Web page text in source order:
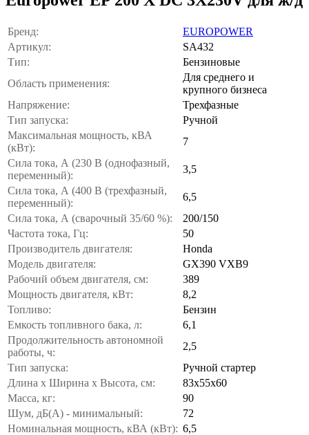
Бренд:
EUROPOWER
Артикул:
SA432
Тип:
Бензиновые
Область применения:
Для среднего и
крупного бизнеса
Напряжение:
Трехфазные
Тип запуска:
Ручной
Максимальная мощность, кВА
(кВт):
7
Сила тока, А (230 В (однофазный,
переменный):
3,5
Сила тока, А (400 В (трехфазный,
переменный):
6,5
Сила тока, А (сварочный 35/60 %):
200/150
Частота тока, Гц:
50
Производитель двигателя:
Honda
Модель двигателя:
GX390 VXB9
Рабочий объем двигателя, см:
389
Мощность двигателя, кВт:
8,2
Топливо:
Бензин
Емкость топливного бака, л:
6,1
Продолжительность автономной
работы, ч:
2,5
Тип запуска:
Ручной стартер
Длина х Ширина х Высота, см:
83x55x60
Масса, кг:
90
Шум, дБ(А) - минимальный:
72
Номинальная мощность, кВА (кВт): 6,5